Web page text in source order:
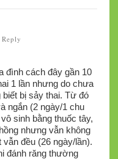
Reply
đình cách đây gần 10
1 lần nhưng do chưa
bị sảy thai. Từ đó
ngắn (2 ngày/1 chu
sinh bằng thuốc tây,
nhưng vẫn không
đều (26 ngày/lần).
đánh răng thường